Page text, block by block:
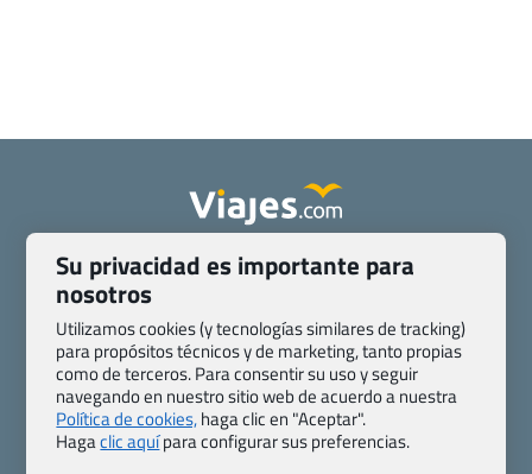
Quienes somos
Contacto
Pasaporte, Visado, Salud y otras disposiciones específicas
Blog de Viajes.com
Registro de agencias
Preguntas frecuentes
Condiciones generales
Política de privacidad y cookies
Transparencia
Todas las páginas – sitemap
Viajes.com
Su privacidad es importante para
nosotros
Utilizamos cookies (y tecnologías similares de tracking)
para propósitos técnicos y de marketing, tanto propias
como de terceros. Para consentir su uso y seguir
navegando en nuestro sitio web de acuerdo a nuestra
Política de cookies,haga clic en "Aceptar".
Hagaclic aquípara configurar sus preferencias.